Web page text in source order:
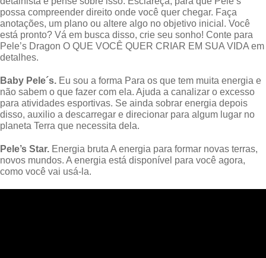
possa compreender direito onde você quer chegar. Faça
anotações, um plano ou altere algo no objetivo inicial. Você
está pronto? Vá em busca disso, crie seu sonho! Conte para
Pele’s Dragon O QUE VOCÊ QUER CRIAR EM SUA VIDA em
detalhes.
Baby Pele´s. Eu sou a forma Para os que tem muita energia e
não sabem o que fazer com ela. Ajuda a canalizar o excesso
para atividades esportivas. Se ainda sobrar energia depois
disso, auxilio a descarregar e direcionar para algum lugar no
planeta Terra que necessita dela.
Pele’s Star. Energia bruta A energia para formar novas terras,
novos mundos. A energia está disponível para você agora,
como você vai usá-la.